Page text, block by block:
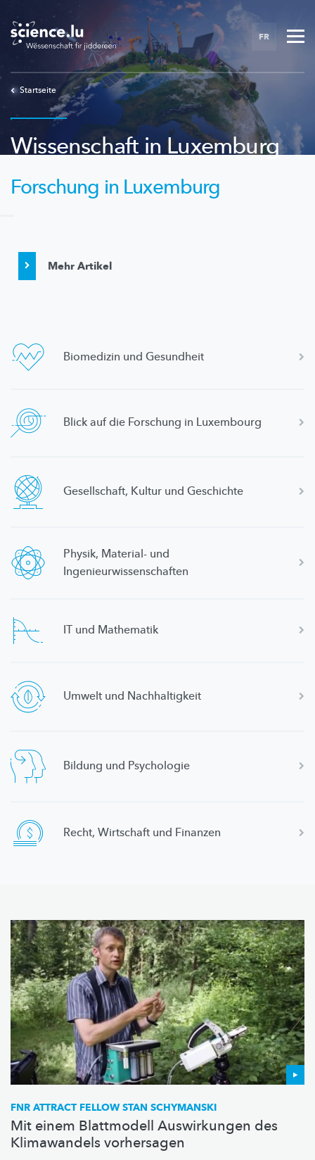
main
content
FR
Startseite
Wissenschaft in Luxemburg
Forschung in Luxemburg
Mehr Artikel
Biomedizin und Gesundheit
Blick auf die Forschung in Luxembourg
Gesellschaft, Kultur und Geschichte
Physik, Material- und
Ingenieurwissenschaften
IT und Mathematik
Umwelt und Nachhaltigkeit
Bildung und Psychologie
Recht, Wirtschaft und Finanzen
FNR ATTRACT FELLOW STAN SCHYMANSKI
Mit einem Blattmodell Auswirkungen des
Klimawandels vorhersagen